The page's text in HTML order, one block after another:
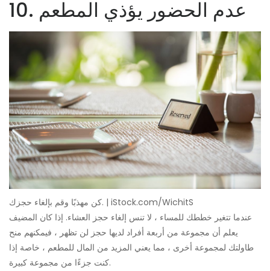
10. عدم الحضور يؤذي المطعم
كن مهذبًا وقم بإلغاء حجزك. | iStock.com/WichitS
عندما تتغير خططك للمساء ، لا تنس إلغاء حجز العشاء. إذا كان المضيف
يعلم أن مجموعة من أربعة أفراد لديها حجز لن تظهر ، فيمكنهم منح
طاولتك لمجموعة أخرى ، مما يعني المزيد من المال للمطعم ، خاصة إذا
كنت جزءًا من مجموعة كبيرة.